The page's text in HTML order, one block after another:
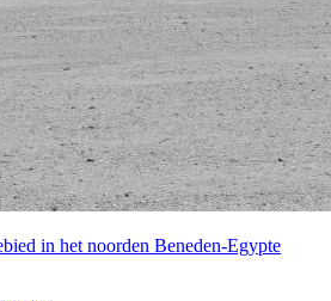
in het noorden Beneden-Egypte